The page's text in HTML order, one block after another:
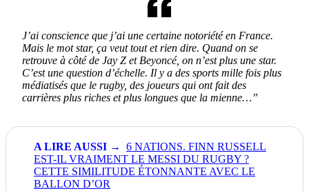
J’ai conscience que j’ai une certaine notoriété en France.
Mais le mot star, ça veut tout et rien dire. Quand on se
retrouve à côté de Jay Z et Beyoncé, on n’est plus une star.
C’est une question d’échelle. Il y a des sports mille fois plus
médiatisés que le rugby, des joueurs qui ont fait des
carrières plus riches et plus longues que la mienne…”
6 NATIONS. FINN RUSSELL
EST-IL VRAIMENT LE MESSI DU RUGBY ?
CETTE SIMILITUDE ÉTONNANTE AVEC LE
BALLON D’OR